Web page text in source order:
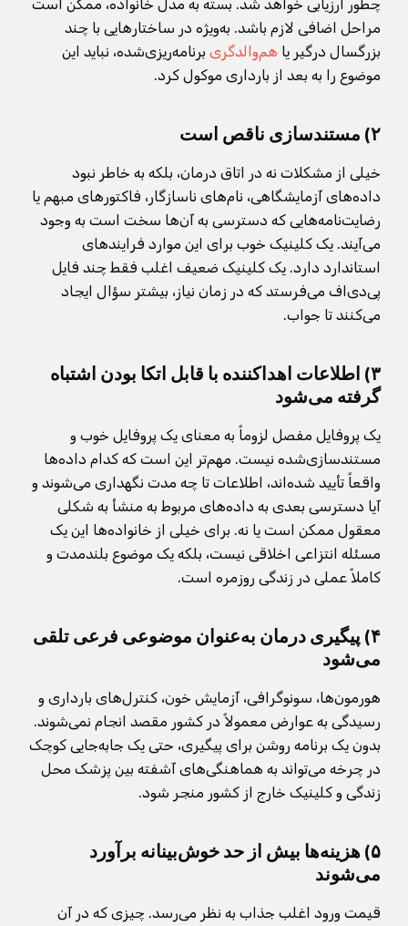
چطور ارزیابی خواهد شد. بسته به مدل خانواده، ممکن است
مراحل اضافی لازم باشد. به‌ویژه در ساختارهایی با چند
بزرگسال درگیر یا هم‌والدگری برنامه‌ریزی‌شده، نباید این
موضوع را به بعد از بارداری موکول کرد.
۲) مستندسازی ناقص است
خیلی از مشکلات نه در اتاق درمان، بلکه به خاطر نبود
داده‌های آزمایشگاهی، نام‌های ناسازگار، فاکتورهای مبهم یا
رضایت‌نامه‌هایی که دسترسی به آن‌ها سخت است به وجود
می‌آیند. یک کلینیک خوب برای این موارد فرایندهای
استاندارد دارد. یک کلینیک ضعیف اغلب فقط چند فایل
پی‌دی‌اف می‌فرستد که در زمان نیاز، بیشتر سؤال ایجاد
می‌کنند تا جواب.
۳) اطلاعات اهداکننده با قابل اتکا بودن اشتباه
گرفته می‌شود
یک پروفایل مفصل لزوماً به معنای یک پروفایل خوب و
مستندسازی‌شده نیست. مهم‌تر این است که کدام داده‌ها
واقعاً تأیید شده‌اند، اطلاعات تا چه مدت نگهداری می‌شوند و
آیا دسترسی بعدی به داده‌های مربوط به منشأ به شکلی
معقول ممکن است یا نه. برای خیلی از خانواده‌ها این یک
مسئله انتزاعی اخلاقی نیست، بلکه یک موضوع بلندمدت و
کاملاً عملی در زندگی روزمره است.
۴) پیگیری درمان به‌عنوان موضوعی فرعی تلقی
می‌شود
هورمون‌ها، سونوگرافی، آزمایش خون، کنترل‌های بارداری و
رسیدگی به عوارض معمولاً در کشور مقصد انجام نمی‌شوند.
بدون یک برنامه روشن برای پیگیری، حتی یک جابه‌جایی کوچک
در چرخه می‌تواند به هماهنگی‌های آشفته بین پزشک محل
زندگی و کلینیک خارج از کشور منجر شود.
۵) هزینه‌ها بیش از حد خوش‌بینانه برآورد
می‌شوند
قیمت ورود اغلب جذاب به نظر می‌رسد. چیزی که در آن